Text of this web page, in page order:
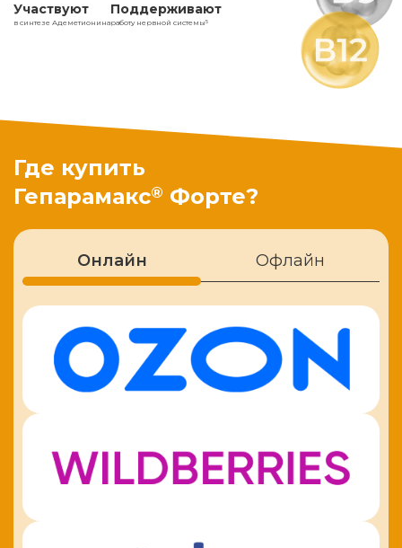
Участвуют
в синтезе Адеметионина
Поддерживают
работу нервной системы5
Где купить
Гепарамакс® Форте?
Онлайн Офлайн